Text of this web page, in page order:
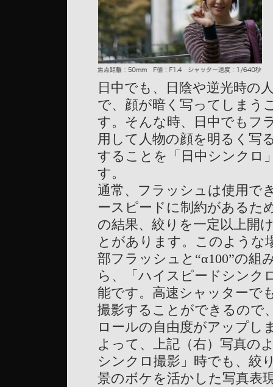
日中でも、日陰や逆光時の
で、顔が暗く写ってしまう
す。そんな時、日中でもフ
用して人物の顔を明るく写
することを「日中シンクロ
す。
通常、フラッシュは使用で
ースピードに制約があるた
の結果、絞りを一定以上開
とがあります。このような
部フラッシュと“α100”の組
ら、「ハイスピードシンク
能です。高速シャッターで
撮影することができるので
ロールの自由度がアップし
よって、上記（右）写真の
シンクロ撮影」時でも、絞
景のボケを活かした写真表